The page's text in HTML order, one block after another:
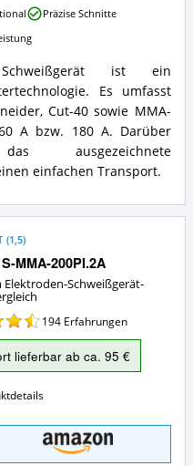
ist ein
Es umfasst
Cut-40 sowie MMA-
A bzw. 180 A. Darüber
ausgezeichnete
einfachen Transport.
Präzise Schnitte
MMA-200PI.2A
(1,5)
Elektroden-Schweißgerät-
194 Erfahrungen
lieferbar ab ca. 95 €